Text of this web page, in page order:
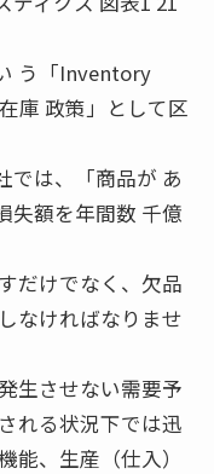
う「Inventory
庫 政策」として区
では、「商品が あ
失額を年間数 千億
だけでなく、欠品
なければなりませ
生させない需要予
れる状況下では迅
能、生産（仕入）